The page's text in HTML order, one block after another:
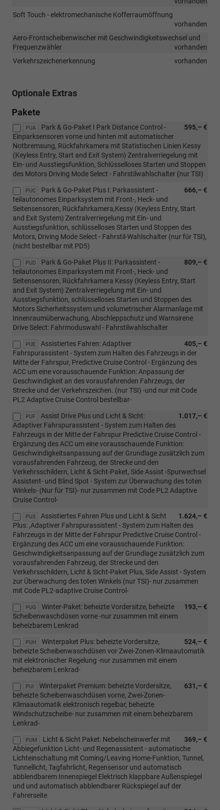
Soft Touch - elektromechanische Kofferraumöffnung
vorhanden
Aero-Frontscheibenwischer mit Geschwindigkeitswechsel und
Frequenzwähler
vorhanden
Verkehrszeichenerkennung
vorhanden
Optionale Extras
Pakete
PUA 595,– €
Park & Go-Paket I Park Distance Control -
Einparksensoren vorne und hinten mit automatischer
Notbremsung, Rückfahrkamera mit Statistischen Linien Kessy
(Keyless Entry, Start and Exit System) Zentralverriegelung mit
Ein- und Ausstiegsfunktion, Schlüsselloses Starten und Stoppen
des Motors Driving Mode Select - Fahrstilwahlschalter (nur TSI)
PUC 666,– €
Park & Go-Paket Plus I: Parkassistent -
teilautonomes Einparksystem mit Front-, Heck- und
Seitensensoren, Rückfahrkamera,Kessy (Keyless Entry, Start
and Exit System) Zentralverriegelung mit Ein- und
Ausstiegsfunktion, schlüsselloses Starten und Stoppen des
Motors, Driving Mode Select - Fahrstil-Wahlschalter (nur für TSI),
(nicht bestellbar mit PD5)
PUD 809,– €
Park & Go-Paket Plus II: Parkassistent -
teilautonomes Einparksystem mit Front-, Heck- und
Seitensensoren, Rückfahrkamera Kessy (Keyless Entry, Start
and Exit System) Zentralverriegelung mit Ein- und
Ausstiegsfunktion, schlüsselloses Starten und Stoppen des
Motors Sicherheitssystem und volumetrischer Alarmanlage mit
Innenraumüberwachung, Abschleppschutz und Warnsirene
Drive Select: Fahrmoduswahl - Fahrstilwahlschalter
PUE 405,– €
Assistiertes Fahren: Adaptiver
Fahrspurassistent - System zum Halten des Fahrzeugs in der
Mitte der Fahrspur, Predictive Cruise Control - Ergänzung des
ACC um eine vorausschauende Funktion: Anpassung der
Geschwindigkeit an des vorausfahrenden Fahrzeugs, der
Strecke und der Verkehrszeichen. (nur TSI) -und nur mit Code
PL2 Adaptive Cruise Control bestellbar-
PUF 1.017,– €
Assist Drive Plus und Licht & Sicht:
Adaptiver Fahrspurassistent - System zum Halten des
Fahrzeugs in der Mitte der Fahrspur Predictive Cruise Control -
Ergänzung des ACC um eine vorausschauende Funktion:
Geschwindigkeitsanpassung auf der Grundlage zusätzlich zum
vorausfahrenden Fahrzeug, der Strecke und den
Verkehrsschildern, Licht & Sicht-Paket, Side Assist -Spurwechsel
Assistent- und Blind Spot - System zur Überwachung des toten
Winkels- (Nur für TSI)- nur zusammen mit Code PL2 Adaptive
Cruise Control-
PU3 1.624,– €
Assistiertes Fahren Plus und Licht & Sicht
Plus: ,Adaptiver Fahrspurassistent - System zum Halten des
Fahrzeugs in der Mitte der Fahrspur Predictive Cruise Control -
Ergänzung des ACC um eine vorausschauende Funktion:
Geschwindigkeitsanpassung auf der Grundlage zusätzlich zum
vorausfahrenden Fahrzeug, der Strecke und den
Verkehrsschildern, Licht & Sicht-Paket Plus, Side Assist - System
zur Überwachung des toten Winkels (nur TSI)- nur zusammen
mit Code PL2-adaptive Cruise Control-
PUG 193,– €
Winter-Paket: beheizte Vordersitze, beheizte
Scheibenwaschdüsen vorne -nur zusammen mit einem
beheizbarem Lenkrad
PUH 524,– €
Winterpaket Plus: beheizte Vordersitze,
beheizte Scheibenwaschdüsen vor Zwei-Zonen-Klimaautomatik
mit elektronischer Regelung -nur zusammen mit einem
beheizbarem Lenkrad-
PUI 631,– €
Winterpaket Premium: beheizte Vordersitze,
beheizte Scheibenwaschdüsen vorne, Zwei-Zonen-
Klimaautomatik elektronisch regelbar, beheizte
Windschutzscheibe- nur zusammen mit einem beheizbarem
Lenkrad-
PUM 369,– €
Licht & Sicht Paket: Nebelscheinwerfer mit
Abbiegefunktion Licht- und Regenassistent - automatische
Lichteinschaltung mit Coming/Leaving Home-Funktion, Tunnel,
Tunnellicht, Tagfahrlicht, Regensensor und automatisch
abblendbarem Innenspiegel Elektrisch klappbare Außenspiegel
und und automatisch abblendbarer Rückspiegel auf der
Fahrerseite